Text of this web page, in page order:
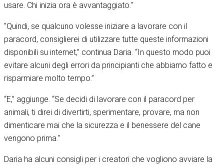
usare. Chi inizia ora è avvantaggiato."
"Quindi, se qualcuno volesse iniziare a lavorare con il
paracord, consiglierei di utilizzare tutte queste informazioni
disponibili su internet,” continua Daria. “In questo modo puoi
evitare alcuni degli errori da principianti che abbiamo fatto e
risparmiare molto tempo.”
“E,” aggiunge. “Se decidi di lavorare con il paracord per
animali, ti direi di divertirti, sperimentare, provare, ma non
dimenticare mai che la sicurezza e il benessere del cane
vengono prima."
Daria ha alcuni consigli per i creatori che vogliono avviare la